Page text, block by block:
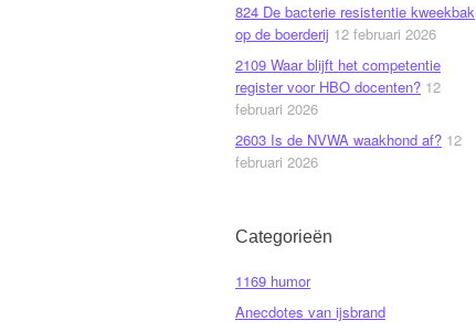
824 De bacterie resistentie kweekbak
op de boerderij 12 februari 2026
2109 Waar blijft het competentie
register voor HBO docenten? 12
februari 2026
2603 Is de NVWA waakhond af? 12
februari 2026
Categorieën
1169 humor
Anecdotes van ijsbrand